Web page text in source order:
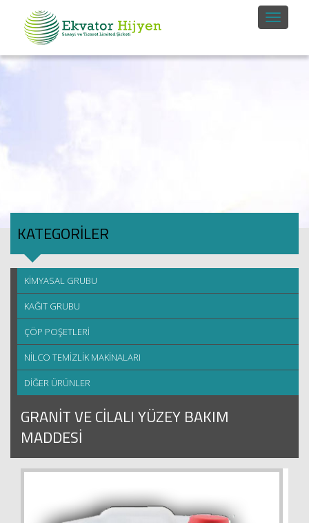
KATEGORİLER
KİMYASAL GRUBU
KAĞIT GRUBU
ÇÖP POŞETLERİ
NİLCO TEMİZLİK MAKİNALARI
DİĞER ÜRÜNLER
GRANİT VE CİLALI YÜZEY BAKIM
MADDESİ